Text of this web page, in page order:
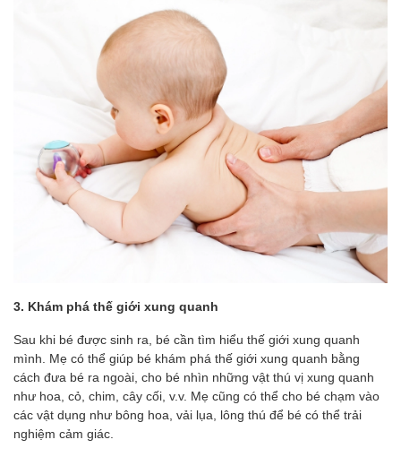
3. Khám phá thế giới xung quanh
Sau khi bé được sinh ra, bé cần tìm hiểu thế giới xung quanh
mình. Mẹ có thể giúp bé khám phá thế giới xung quanh bằng
cách đưa bé ra ngoài, cho bé nhìn những vật thú vị xung quanh
như hoa, cỏ, chim, cây cối, v.v. Mẹ cũng có thể cho bé chạm vào
các vật dụng như bông hoa, vải lụa, lông thú để bé có thể trải
nghiệm cảm giác.